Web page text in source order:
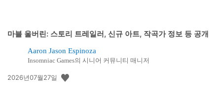
마블 울버린: 스토리 트레일러, 신규 아트, 작곡가 정보 등 공개
Aaron Jason Espinoza
Insomniac Games의 시니어 커뮤니티 매니저
공
2026년07월27일